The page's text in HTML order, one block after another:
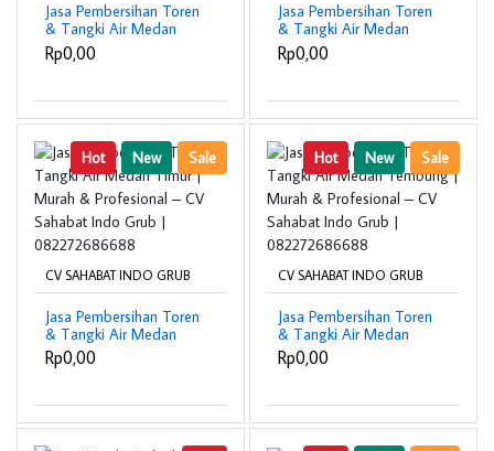
Jasa Pembersihan Toren
& Tangki Air Medan
Area | Murah &
Profesional – CV
082272686688
Rp0,00
Jasa Pembersihan Toren
& Tangki Air Medan
Amplas | Murah &
Profesional – CV
082272686688
Rp0,00
Hot New Sale
CV SAHABAT INDO GRUB
Jasa Pembersihan Toren
& Tangki Air Medan
Timur | Murah &
Profesional – CV
082272686688
Rp0,00
Hot New Sale
CV SAHABAT INDO GRUB
Jasa Pembersihan Toren
& Tangki Air Medan
Tembung | Murah &
Profesional – CV
082272686688
Rp0,00